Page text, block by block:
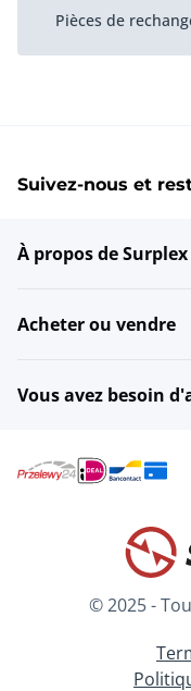
Pièces de
Ponton
Suivez-nous et
À propos de Surplex
Acheter ou vendre
Vous avez besoin
© 2025 -